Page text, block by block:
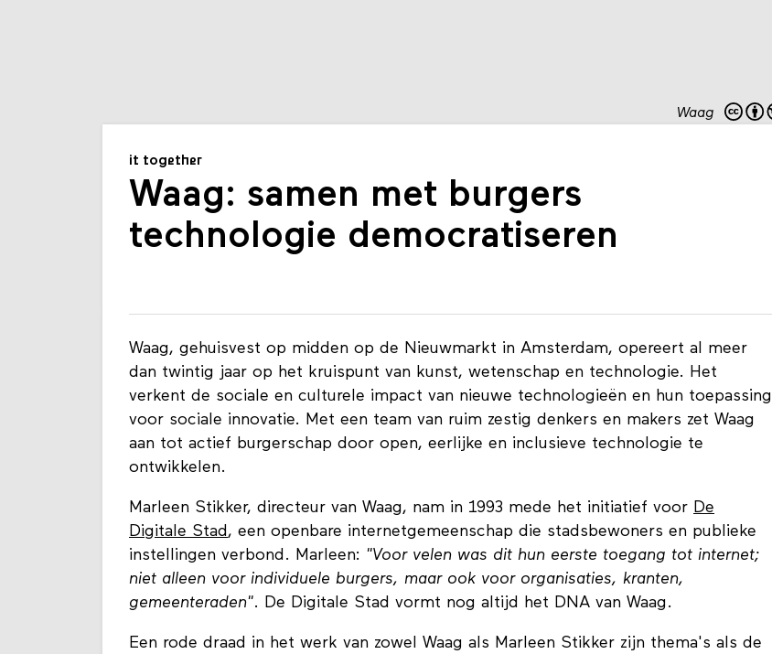
Waag
it together
Waag: samen met burgers
technologie democratiseren
Waag, gehuisvest op midden op de Nieuwmarkt in Amsterdam, opereert al meer
dan twintig jaar op het kruispunt van kunst, wetenschap en technologie. Het
verkent de sociale en culturele impact van nieuwe technologieën en hun toepassing
voor sociale innovatie. Met een team van ruim zestig denkers en makers zet Waag
aan tot actief burgerschap door open, eerlijke en inclusieve technologie te
ontwikkelen.
Marleen Stikker, directeur van Waag, nam in 1993 mede het initiatief voor De
Digitale Stad, een openbare internetgemeenschap die stadsbewoners en publieke
instellingen verbond. Marleen: "Voor velen was dit hun eerste toegang tot internet;
niet alleen voor individuele burgers, maar ook voor organisaties, kranten,
gemeenteraden". De Digitale Stad vormt nog altijd het DNA van Waag.
Een rode draad in het werk van zowel Waag als Marleen Stikker zijn thema's als de